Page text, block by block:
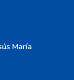
María